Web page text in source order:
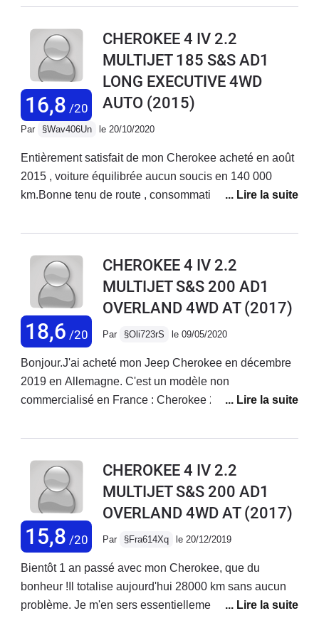
auquel il est facile de prendre gout ( sièges avt et
enregistrement position de conduite...)Coté conduite ça
reste du diesel mais les 200 cv sont pratique pour
emmener le poids du bison des Appalaches.
16,8 /20
CHEROKEE 4 IV 2.2
MULTIJET 185 S&S AD1
LONG EXECUTIVE 4WD
AUTO (2015)
Par §Wav406Un le 20/10/2020
Entièrement satisfait de mon Cherokee acheté en août
2015 , voiture équilibrée aucun soucis en 140 000
km.Bonne tenu de route , consommation maîtrisée 7
,Un bon compromis gabarit entre les très gros et les
Europe cela une voiture originale , agréable et
raisonnable.
18,6 /20
CHEROKEE 4 IV 2.2
MULTIJET S&S 200 AD1
OVERLAND 4WD AT(2017)
Par §Oli723rS le 09/05/2020
Bonjour.J'ai acheté mon Jeep Cherokee en décembre
2019 en Allemagne. C'est un modèle non
commercialisé en France : Cherokee 2.2 Overland
de couleur "Light Brownstone" (beige/doré métallisé)
équipements sont pléthoriques, le confort et la tenue
de route au top !!Une sono d'excellente qualité.Le
confort est royal, la qualité de conduite est
exceptionnelle avec un bon amortissement, une bonne
insonorisation, une boîte auto allemande ZF
Friedrichshafen 9 rapports (idem Range Rover
Evoque) au top et un moteur italien Fiat MultiJet 2.2 de
200 chevaux très puissant et coupleux qui permet
15,8 /20
CHEROKEE 4 IV 2.2
MULTIJET S&S 200 AD1
OVERLAND 4WD AT(2017)
Par §Fra614Xq le 20/12/2019
Bientôt 1 an passé avec mon Cherokee, que du
bonheur !Il totalise aujourd'hui 28000 km sans aucun
problème. Je m'en sers essentiellement pour tracter un